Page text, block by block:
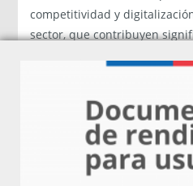
competitividad y
sector, que contribuyen
que puedan volver a
comentó el Vicepresidente